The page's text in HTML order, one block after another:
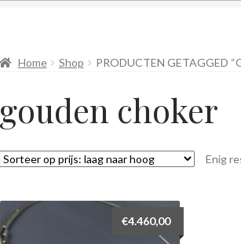
Home Shop PRODUCTEN GETAGGED
gouden choker
Enig
€4.460,00